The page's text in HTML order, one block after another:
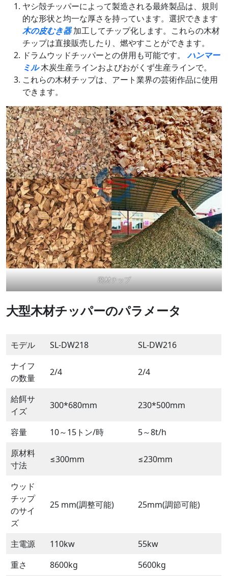
ヤシ殻チッパーによって製造される最終製品は、規則
的な形状と均一な厚さを持っています。選択できます
木の皮むき器加工してチップ化します。これらの木材
チップは直接販売したり、燃やすことができます。
ドラムウッドチッパーとの併用も可能です。ハンマー
ミル木炭生産ラインおよびおがくず生産ラインで。
これらの木材チップは、アート業界の芸術作品に使用
できます。
廃材チップ
大型木材チッパーのパラメータ
モデル SL-DW218
SL-DW216
ナイフ
の数量
2/4 2/4
給餌サ
イズ
300*680mm 230*500mm
容量 10～15トン/時
5～8t/h
原材料
寸法
≤300mm ≤230mm
ウッド
チップ
のサイ
ズ
25 mm(調整可能) 25mm(調節可能)
主電源 110kw
55kw
重さ
8600kg
5600kg